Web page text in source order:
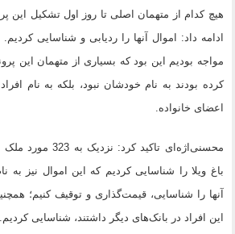
هیچ کدام از متهمان اصلی تا روز اول تشکیل این
ادامه داد: اموال آنها را ردیابی و شناسایی
مواجه بودیم این بود که بسیاری از متهمان این
کرده بودند به نام خودشان نبود، بلکه به نام
اعضای خانواده.
محسنی‌اژه‌ای تاکید
باغ ویلا را شناسایی کردیم که این اموال نیز به
آنها را شناسایی،‌ قیمت‌گذاری و توقیف کنیم؛
این افراد در بانک‌های دیگر داشتند، شناسایی کردیم.